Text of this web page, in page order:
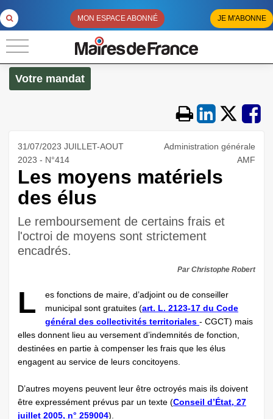
MON ESPACE ABONNÉ JE M'ABONNE
Votre mandat
31/07/2023 JUILLET-AOUT
2023 - N°414
Administration générale
AMF
Les moyens matériels
des élus
Le remboursement de certains frais et
l'octroi de moyens sont strictement
encadrés.
Par Christophe Robert
L
es fonctions de maire, d’adjoint ou de conseiller
municipal sont gratuites (art. L. 2123-17 du Code
général des collectivités territoriales - CGCT) mais
elles donnent lieu au versement d’indemnités de fonction,
destinées en partie à compenser les frais que les élus
engagent au service de leurs concitoyens.
D’autres moyens peuvent leur être octroyés mais ils doivent
être expressément prévus par un texte (Conseil d’État, 27
juillet 2005, n° 259004).